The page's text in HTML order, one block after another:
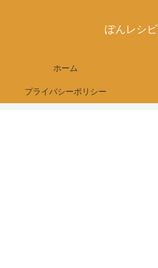
ぽんレシピ
ホーム
プライバシーポリシー